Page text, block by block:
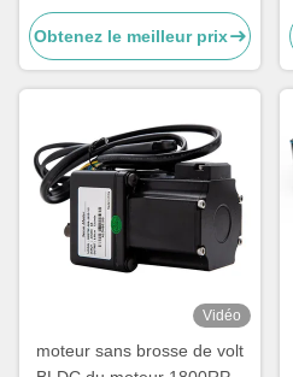
lignes que le créneau de
vitesse circule en voiture
0.64Nm le moteur servo
3000RPM
Obtenez le meilleur prix
Vidéo
moteur sans brosse de volt